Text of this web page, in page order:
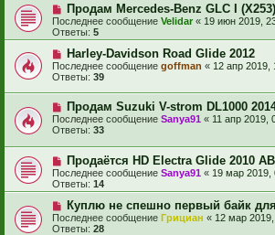
Продам Mercedes-Benz GLC I
Последнее сообщение Velidar « 19 июн 2019,
Ответы: 5
Harley-Davidson Road Glide 2012
Последнее сообщение goffman « 12 апр 2019,
Ответы: 39
Продам Suzuki V-strom DL1000
Последнее сообщение Sanya91 « 11 апр 2019,
Ответы: 33
Продаётся HD Electra Glide 2010
Последнее сообщение Sanya91 « 19 мар 2019,
Ответы: 14
Куплю не спешно первый байк
Последнее сообщение Грициан « 12 мар
Ответы: 28